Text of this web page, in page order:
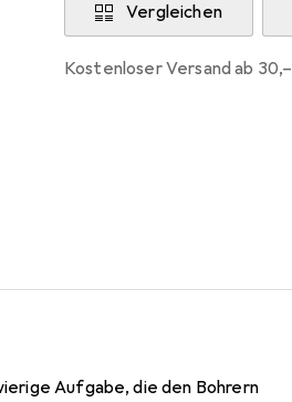
Vergleichen
Kostenloser Versand ab 30,–
Aufgabe, die den Bohrern